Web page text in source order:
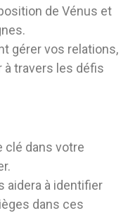
de Vénus et
gérer vos relations,
à travers les défis
clé dans votre
aidera à identifier
dans ces